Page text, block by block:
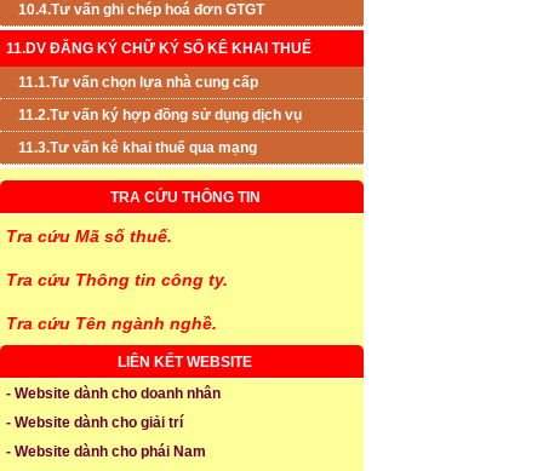
10.4.Tư vấn ghi chép hoá đơn GTGT
11.DV ĐĂNG KÝ CHỮ KÝ SỐ KÊ KHAI THUẾ
11.1.Tư vấn chọn lựa nhà cung cấp
11.2.Tư vấn ký hợp đồng sử dụng dịch vụ
11.3.Tư vấn kê khai thuế qua mạng
TRA CỨU THÔNG TIN
Tra cứu Mã số thuế.
Tra cứu Thông tin công ty.
Tra cứu Tên ngành nghề.
LIÊN KẾT WEBSITE
- Website dành cho doanh nhân
- Website dành cho giải trí
- Website dành cho phái Nam